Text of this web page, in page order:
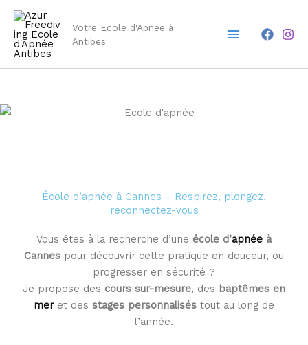
Aller
contenu
Votre Ecole d'Apnée à
Antibes
Menu
École d’apnée à Cannes – Respirez, plongez,
reconnectez-vous
Vous êtes à la recherche d’une école d’apnée à
Cannes pour découvrir cette pratique en douceur, ou
progresser en sécurité ?
Je propose des cours sur-mesure, des baptêmes en
meret des stages personnalisés tout au long de
l’année.